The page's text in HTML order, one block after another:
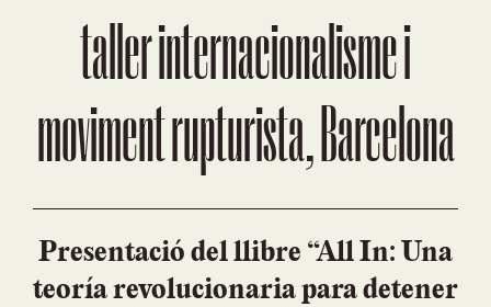
taller internacionalisme i
moviment rupturista, Barcelona
Presentació del llibre “All In: Una
teoría revolucionaria para detener